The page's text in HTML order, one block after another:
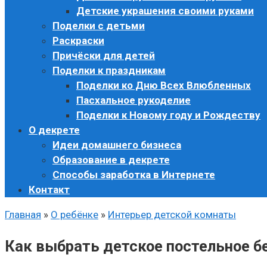
Детские украшения своими руками
Поделки с детьми
Раскраски
Причёски для детей
Поделки к праздникам
Поделки ко Дню Всех Влюбленных
Пасхальное рукоделие
Поделки к Новому году и Рождеству
О декрете
Идеи домашнего бизнеса
Образование в декрете
Способы заработка в Интернете
Контакт
Главная » О ребёнке » Интерьер детской комнаты
Как выбрать детское постельное